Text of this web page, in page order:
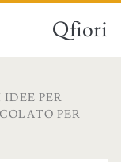
Qfiori
PER
PER